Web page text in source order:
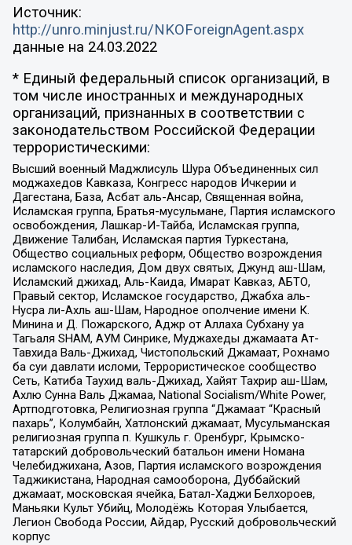
Источник:
http://unro.minjust.ru/NKOForeignAgent.aspx
данные на 24.03.2022
* Единый федеральный список организаций, в
том числе иностранных и международных
организаций, признанных в соответствии с
законодательством Российской Федерации
террористическими:
Высший военный Маджлисуль Шура Объединенных сил
моджахедов Кавказа, Конгресс народов Ичкерии и
Дагестана, База, Асбат аль-Ансар, Священная война,
Исламская группа, Братья-мусульмане, Партия исламского
освобождения, Лашкар-И-Тайба, Исламская группа,
Движение Талибан, Исламская партия Туркестана,
Общество социальных реформ, Общество возрождения
исламского наследия, Дом двух святых, Джунд аш-Шам,
Исламский джихад, Аль-Каида, Имарат Кавказ, АБТО,
Правый сектор, Исламское государство, Джабха аль-
Нусра ли-Ахль аш-Шам, Народное ополчение имени К.
Минина и Д. Пожарского, Аджр от Аллаха Субхану уа
Тагьаля SHAM, АУМ Синрике, Муджахеды джамаата Ат-
Тавхида Валь-Джихад, Чистопольский Джамаат, Рохнамо
ба суи давлати исломи, Террористическое сообщество
Сеть, Катиба Таухид валь-Джихад, Хайят Тахрир аш-Шам,
Ахлю Сунна Валь Джамаа, National Socialism/White Power,
Артподготовка, Религиозная группа “Джамаат “Красный
пахарь”, Колумбайн, Хатлонский джамаат, Мусульманская
религиозная группа п. Кушкуль г. Оренбург, Крымско-
татарский добровольческий батальон имени Номана
Челебиджихана, Азов, Партия исламского возрождения
Таджикистана, Народная самооборона, Дуббайский
джамаат, московская ячейка, Батал-Хаджи Белхороев,
Маньяки Культ Убийц, Молодёжь Которая Улыбается,
Легион Свобода России, Айдар, Русский добровольческий
корпус